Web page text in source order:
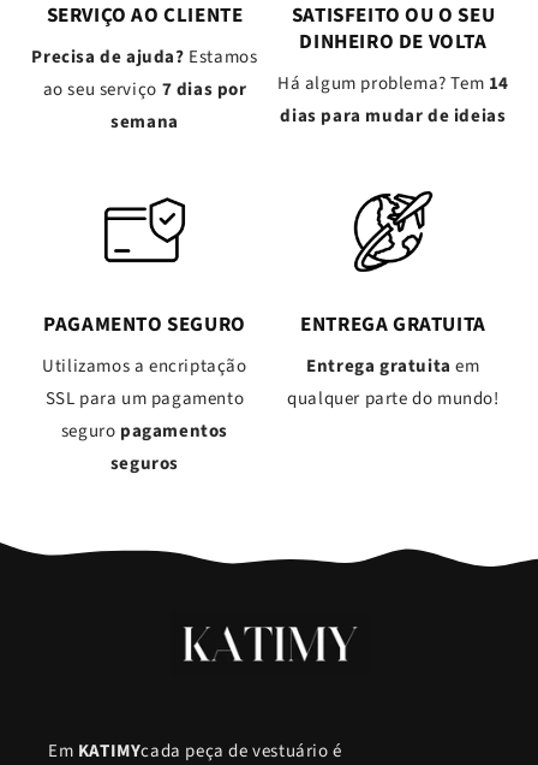
SERVIÇO AO CLIENTE
Precisa de ajuda? Estamos
ao seu serviço 7 dias por
semana
SATISFEITO OU O SEU
DINHEIRO DE VOLTA
Há algum problema? Tem 14
dias para mudar de ideias
PAGAMENTO SEGURO
Utilizamos a encriptação
SSL para um pagamento
seguro pagamentos
seguros
ENTREGA GRATUITA
Entrega gratuita em
qualquer parte do mundo!
Em KATIMYcada peça de vestuário é